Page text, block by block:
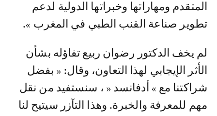
المتقدم ومهاراتها وخبراتها الدولية لدعم
تطوير صناعة القنب الطبي في المغرب ».
لم يخف الدكتور رضوان ربيع تفاؤله بشأن
الأثر الإيجابي لهذا التعاون، وقال: « بفضل
شراكتنا مع » أدفانسد « ، سنستفيد من نقل
مهم للمعرفة والخبرة. وهذا التآزر سيتيح لنا